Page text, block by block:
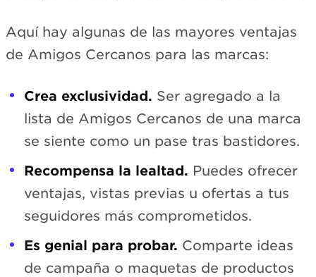
Aquí hay algunas de las mayores ventajas
de Amigos Cercanos para las marcas:
Crea exclusividad. Ser agregado a la
lista de Amigos Cercanos de una marca
se siente como un pase tras bastidores.
Recompensa la lealtad. Puedes ofrecer
ventajas, vistas previas u ofertas a tus
seguidores más comprometidos.
Es genial para probar. Comparte ideas
de campaña o maquetas de productos